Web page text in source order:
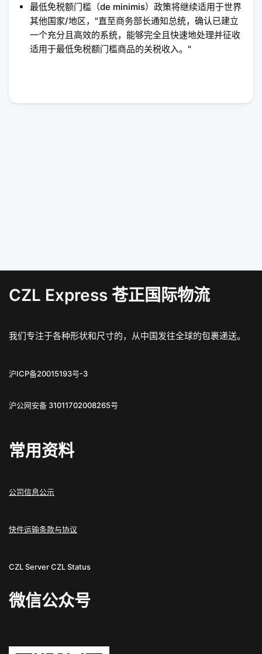
最低免税额门槛（de minimis）政策将继续适用于世界
其他国家/地区，"直至商务部长通知总统，确认已建立
一个充分且高效的系统，能够完全且快速地处理并征收
适用于最低免税额门槛商品的关税收入。"
CZL Express 苍正国际物流
我们专注于各种形状和尺寸的，从中国发往全球的包裹递送。
沪ICP备20015193号-3
沪公网安备 31011702008265号
常用资料
公司信息公示
快件运输条款与协议
CZL ServerCZL Status
微信公众号